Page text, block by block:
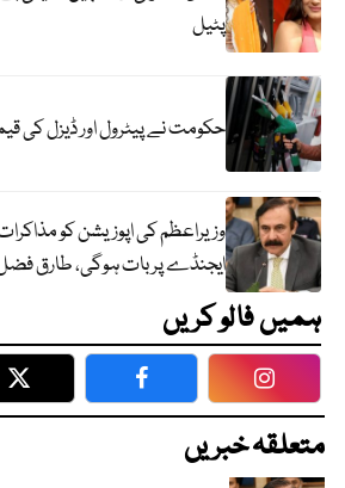
پٹیل
حکومت نے پیٹرول اور ڈیزل کی
وزیراعظم کی اپوزیشن کو
ایجنڈے پر بات ہوگی، طارق
ہمیں فالو کریں
Twitter Facebook
متعلقہ خبریں